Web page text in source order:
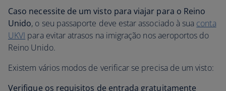
Caso necessite de um visto para viajar para o Reino
Unido, o seu passaporte deve estar associado à sua conta
UKVI para evitar atrasos na imigração nos aeroportos do
Reino Unido.
Existem vários modos de verificar se precisa de um visto:
Verifique os requisitos de entrada gratuitamente